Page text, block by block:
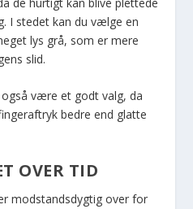
I stedet kan du vælge en
lys grå, som er mere
slid.
være et godt valg, da
bedre end glatte
OVER TID
modstandsdygtig over for